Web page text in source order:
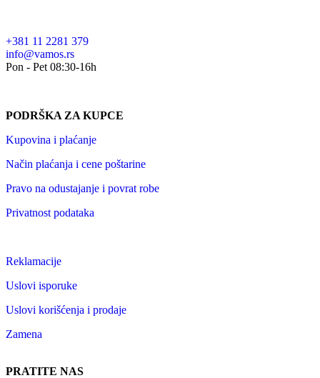
+381 11 2281 379
info@vamos.rs
Pon - Pet 08:30-16h
PODRŠKA ZA KUPCE
Kupovina i plaćanje
Način plaćanja i cene poštarine
Pravo na odustajanje i povrat robe
Privatnost podataka
Reklamacije
Uslovi isporuke
Uslovi korišćenja i prodaje
Zamena
PRATITE NAS